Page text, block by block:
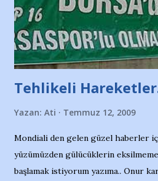
Tehlikeli
Yazan: Ati Temmuz 12, 2009
Mondiali den gelen güzel haberler
yüzümüzden gülücüklerin
başlamak istiyorum yazıma.. Onur